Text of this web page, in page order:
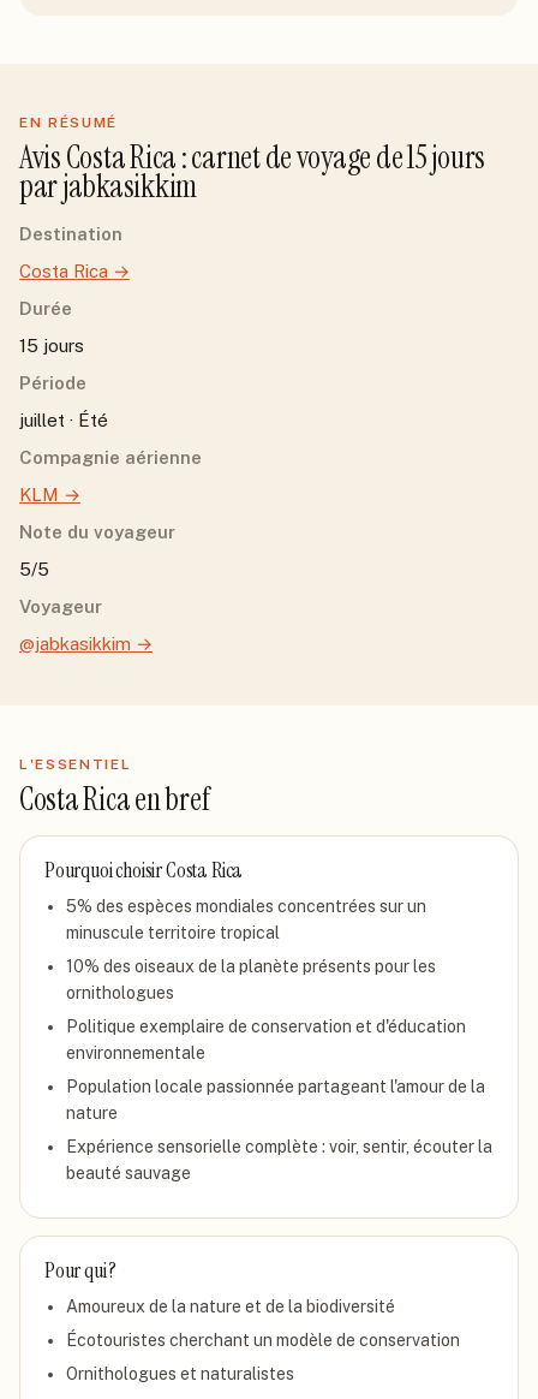
EN RÉSUMÉ
AvisCosta Rica: carnet de voyage de15jours
parjabkasikkim
Destination
Costa Rica →
Durée
15 jours
Période
juillet · Été
Compagnie aérienne
KLM →
Note du voyageur
5/5
Voyageur
@jabkasikkim →
L'ESSENTIEL
Costa Ricaen bref
Pourquoi choisirCosta Rica
5% des espèces mondiales concentrées sur un
minuscule territoire tropical
10% des oiseaux de la planète présents pour les
ornithologues
Politique exemplaire de conservation et d'éducation
environnementale
Population locale passionnée partageant l'amour de la
nature
Expérience sensorielle complète : voir, sentir, écouter la
beauté sauvage
Pour qui ?
Amoureux de la nature et de la biodiversité
Écotouristes cherchant un modèle de conservation
Ornithologues et naturalistes